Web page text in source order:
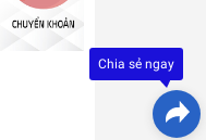
trải
nghiệm
phát
triển
bởi
EGANY
Chia sẻ ngay